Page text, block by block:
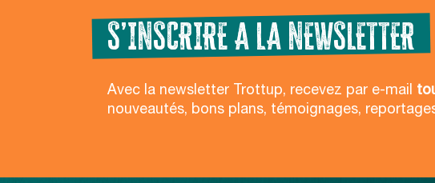
S’INSCRIRE A LA NEWSLETTER
Avec la newsletter Trottup, recevez par e-mail
nouveautés, bons plans, témoignages,
Politique